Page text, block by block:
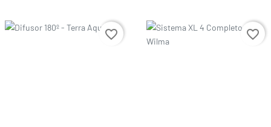
Prix favorite_border Prix favorite_border